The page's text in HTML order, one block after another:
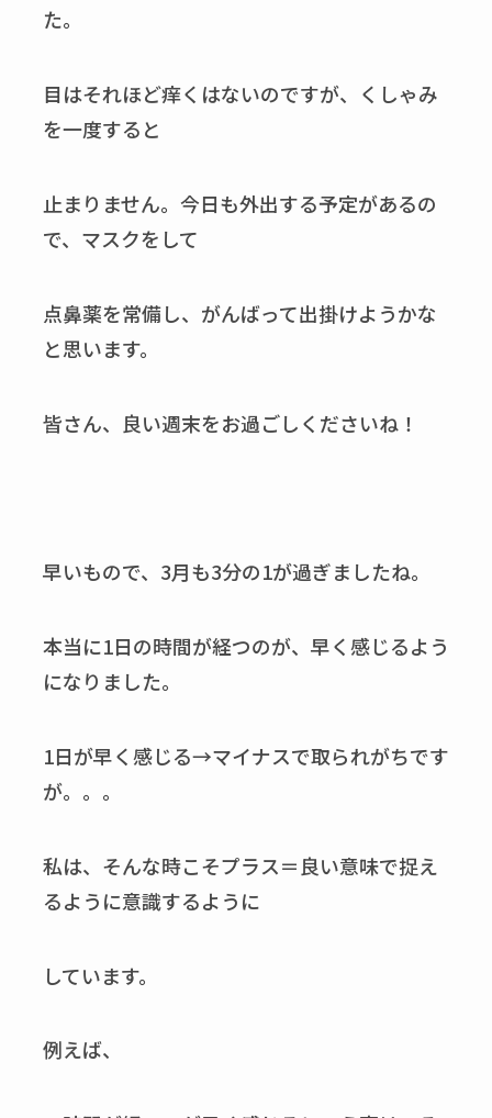
た。
目はそれほど痒くはないのですが、くしゃみ
を一度すると
止まりません。今日も外出する予定があるの
で、マスクをして
点鼻薬を常備し、がんばって出掛けようかな
と思います。
皆さん、良い週末をお過ごしくださいね！
早いもので、3月も3分の1が過ぎましたね。
本当に1日の時間が経つのが、早く感じるよう
になりました。
1日が早く感じる→マイナスで取られがちです
が。。。
私は、そんな時こそプラス＝良い意味で捉え
るように意識するように
しています。
例えば、